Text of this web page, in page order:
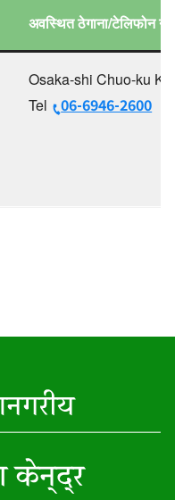
अवस्थित ठेगाना/टेलिफोन
Osaka-shi Chuo-ku
Tel
06-6946-2600